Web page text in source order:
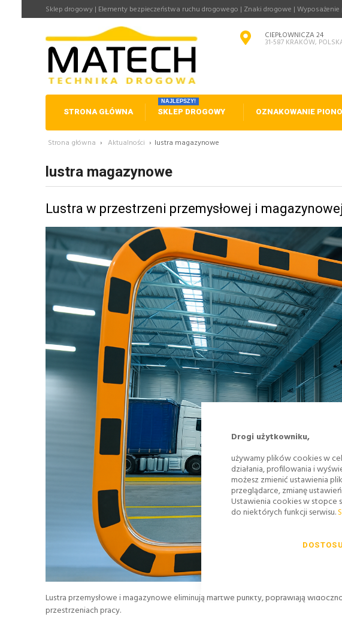
Drogi użytkowniku,
używamy plików cookies w
działania, profilowania i
możesz zmienić ustawienia
przeglądarce, zmianę
Ustawienia cookies w stopce
do niektórych funkcji serwisu.
Sklep drogowy | Elementy bezpieczeństwa ruchu drogowego | Znaki drogowe |
CIEPŁOWNICZA 24
31-587 KRAKÓW,
STRONA GŁÓWNA SKLEP DROGOWY
NAJLEPSZY!
OZNAKOWANIE
Strona główna › Aktualności › lustra magazynowe
lustra magazynowe
Lustra w przestrzeni przemysłowej i
Lustra przemysłowe i magazynowe eliminują martwe punkty, poprawiają
przestrzeniach pracy.